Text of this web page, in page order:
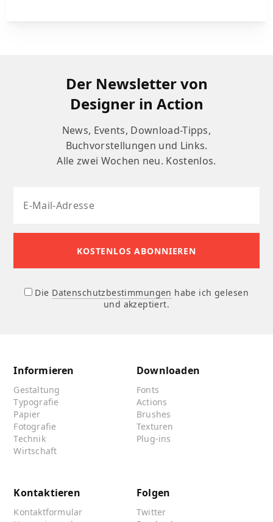
Der Newsletter von
Designer in Action
News, Events, Download-Tipps,
Buchvorstellungen und Links.
Alle zwei Wochen neu. Kostenlos.
Die Datenschutzbestimmungen habe ich gelesen
und akzeptiert.
Informieren
Gestaltung
Typografie
Papier
Fotografie
Technik
Wirtschaft
Downloaden
Fonts
Actions
Brushes
Texturen
Plug-ins
Kontaktieren
Kontaktformular
Folgen
Twitter